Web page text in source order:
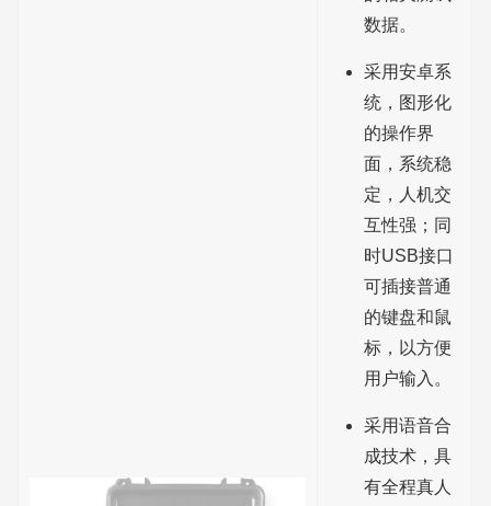
数据。
采用安卓系
统，图形化
的操作界
面，系统稳
定，人机交
互性强；同
时USB接口
可插接普通
的键盘和鼠
标，以方便
用户输入。
采用语音合
成技术，具
有全程真人